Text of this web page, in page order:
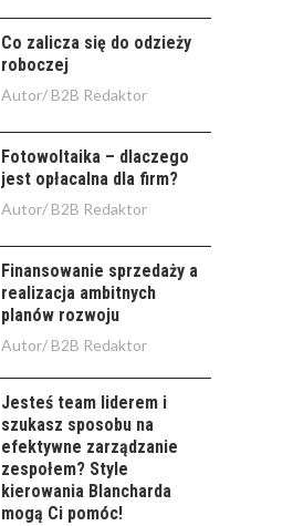
Co zalicza się do odzieży
roboczej
Autor/ B2B Redaktor
Fotowoltaika – dlaczego
jest opłacalna dla firm?
Autor/ B2B Redaktor
Finansowanie sprzedaży a
realizacja ambitnych
planów rozwoju
Autor/ B2B Redaktor
Jesteś team liderem i
szukasz sposobu na
efektywne zarządzanie
zespołem? Style
kierowania Blancharda
mogą Ci pomóc!